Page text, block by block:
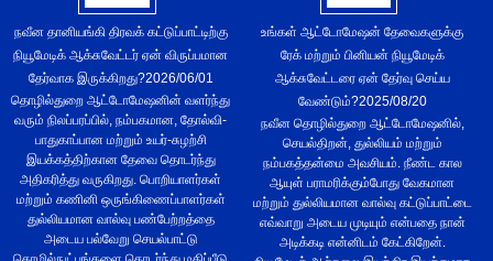
நவீன தானியங்கி திரவக் கட்டுப்பாட்டிற்கு
நியூமேடிக் ஆக்சுவேட்டர் ஏன் விருப்பமான
தேர்வாக இருக்கிறது?2026/06/01
தொழில்துறை ஆட்டோமேஷனின் வளர்ந்து
வரும் நிலப்பரப்பில், நம்பகமான, தோல்வி-
பாதுகாப்பான மற்றும் உயர்-சுழற்சி
இயக்கத்திற்கான தேவை தொடர்ந்து
அதிகரித்து வருகிறது. பொறியாளர்கள்
மற்றும் கணினி ஒருங்கிணைப்பாளர்கள்
துல்லியமான வால்வு பண்பேற்றத்தை
அடைய பல்வேறு செயல்பாட்டு
உங்கள் ஆட்டோமேஷன் தேவைகளுக்கு
ரேக் மற்றும் பினியன் நியூமேடிக்
ஆக்சுவேட்டரை ஏன் தேர்வு செய்ய
வேண்டும்?2025/08/20
நவீன தொழில்துறை ஆட்டோமேஷனில்,
செயல்திறன், துல்லியம் மற்றும்
நம்பகத்தன்மை அவசியம். நீண்ட கால
ஆயுள் பராமரிக்கும்போது வேகமான
மற்றும் துல்லியமான வால்வு கட்டுப்பாட்டை
எவ்வாறு அடைய முடியும் என்பதை நான்
அடிக்கடி என்னிடம் கேட்கிறேன்.